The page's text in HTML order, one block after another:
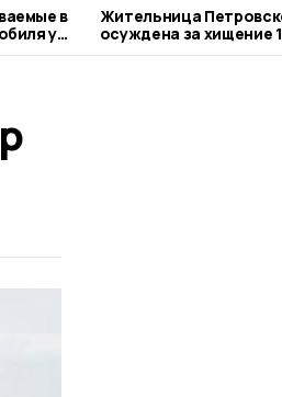
в
у
Жительница
осуждена за хищение